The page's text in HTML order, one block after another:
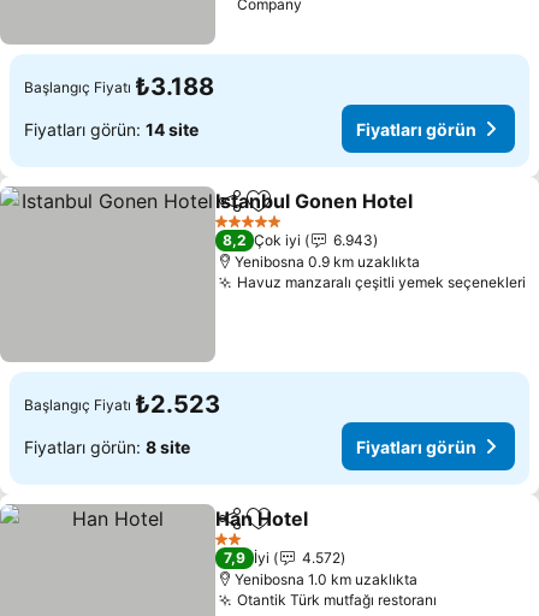
Company
Başlangıç Fiyatı ₺3.188
Fiyatları görün: 14 site Fiyatları görün
PaylaşFavorilerime ekle
Istanbul Gonen Hotel
5 Yıldız
8,2 Çok iyi
6.943
Yenibosna 0.9 km uzaklıkta
Havuz manzaralı çeşitli yemek seçenekleri
Başlangıç Fiyatı ₺2.523
Fiyatları görün: 8 site Fiyatları görün
PaylaşFavorilerime ekle
Han Hotel
2 Yıldız
7,9 İyi
4.572
Yenibosna 1.0 km uzaklıkta
Otantik Türk mutfağı restoranı